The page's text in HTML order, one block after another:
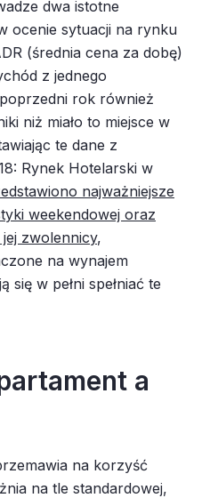
dwa istotne
ocenie sytuacji na rynku
(średnia cena za dobę)
z jednego
rok również
niż miało to miejsce w
te dane z
Rynek Hotelarski w
najważniejsze
weekendowej oraz
zwolennicy,
na wynajem
się w pełni spełniać te
a
na korzyść
na tle standardowej,